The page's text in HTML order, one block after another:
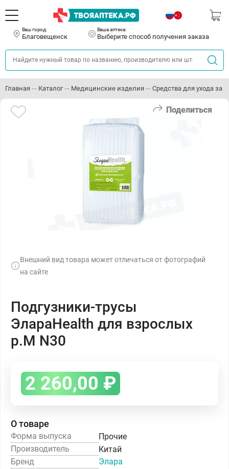
Ваш город:
Благовещенск
Ваша аптека:
Выберите способ получения заказа
Главная Каталог Медицинские изделия Средства для ухода за
Поделиться
Внешний вид товара может отличаться от фотографий
на сайте
Подгузники-трусы
ЭлараHealth для взрослых
р.М N30
2 260,00 ₽
О товаре
Форма выпуска
Прочие
Производитель
Китай
Бренд
Элара